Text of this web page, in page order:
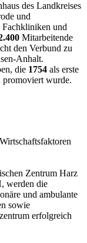
des Landkreises
und
Fachkliniken und
Mitarbeitende
den Verbund zu
Anhalt.
die 1754 als erste
wurde.
Zentrum Harz
werden die
und ambulante
sowie
erfolgreich